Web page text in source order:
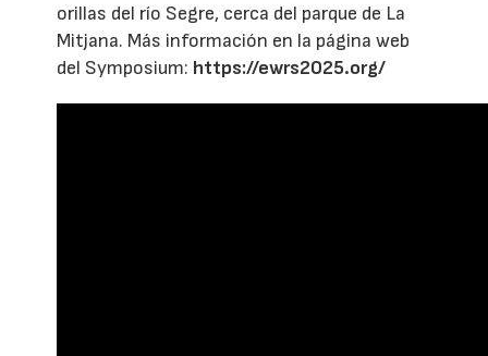
orillas del río Segre, cerca del parque de La
Mitjana. Más información en la página web
del Symposium: https://ewrs2025.org/